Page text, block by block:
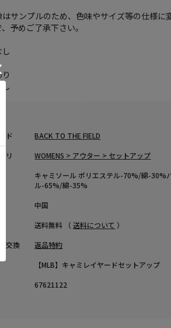
サンプルのため、色味やサイズ等の仕様に
予めご了承下さい。
し
ド
BACK TO THE FIELD
リ
WOMENS > アウター > セットアップ
キャミソール ポリエステル-70%/綿-30%
ル-65%/綿-35%
中国
送料無料 （送料について ）
・交換
返品特約
【MLB】キャミレイヤードセットアップ
67621122